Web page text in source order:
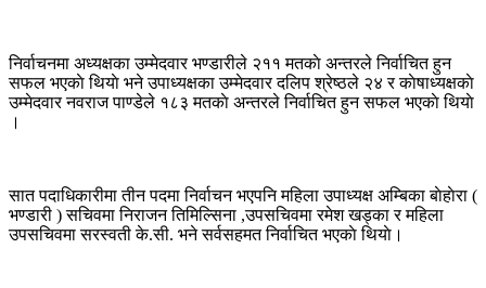
निर्वाचनमा अध्यक्षका उम्मेदवार भण्डारीले २११ मतकाे अन्तरले निर्वाचित हुन
सफल भएकाे थियाे भने उपाध्यक्षका उम्मेदवार दलिप श्रेष्ठले २४ र काेषाध्यक्षकाे
उम्मेदवार नवराज पाण्डेले १८३ मतकाे अन्तरले निर्वाचित हुन सफल भएकाे थियाे
।
सात पदाधिकारीमा तीन पदमा निर्वाचन भएपनि महिला उपाध्यक्ष अम्बिका बाेहाेरा (
भण्डारी ) सचिवमा निराजन तिमिल्सिना ,उपसचिवमा रमेश खड्का र महिला
उपसचिवमा सरस्वती के.सी. भने सर्वसहमत निर्वाचित भएकाे थियाे।